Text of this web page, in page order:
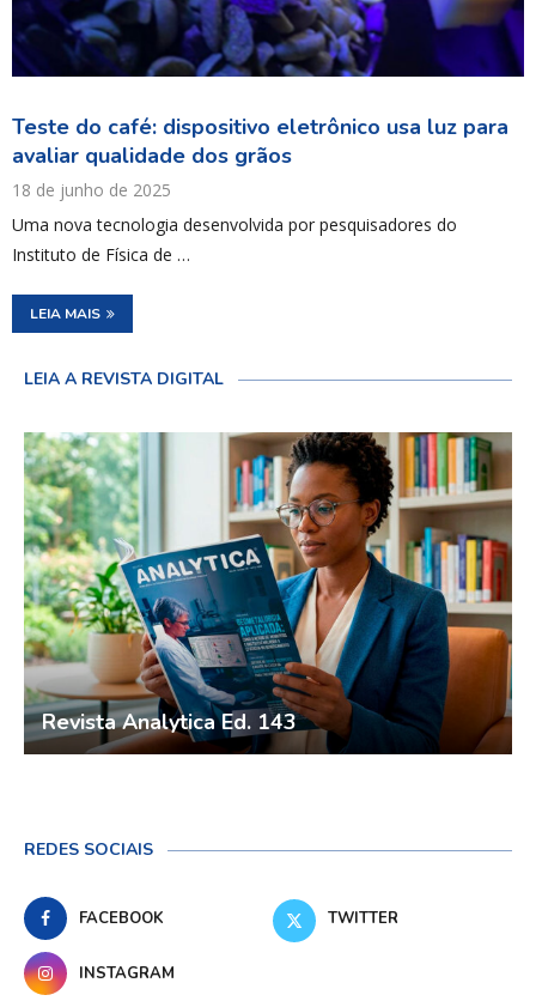
Teste do café: dispositivo eletrônico usa luz para
avaliar qualidade dos grãos
18 de junho de 2025
Uma nova tecnologia desenvolvida por pesquisadores do
Instituto de Física de …
LEIA MAIS
LEIA A REVISTA DIGITAL
Revista Analytica Ed. 143
REDES SOCIAIS
FACEBOOK TWITTER
INSTAGRAM